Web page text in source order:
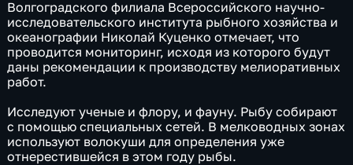
Волгоградского филиала Всероссийского научно-
исследовательского института рыбного хозяйства и
океанографии Николай Куценко отмечает, что
проводится мониторинг, исходя из которого будут
даны рекомендации к производству мелиоративных
работ.
Исследуют ученые и флору, и фауну. Рыбу собирают
с помощью специальных сетей. В мелководных зонах
используют волокуши для определения уже
отнерестившейся в этом году рыбы.